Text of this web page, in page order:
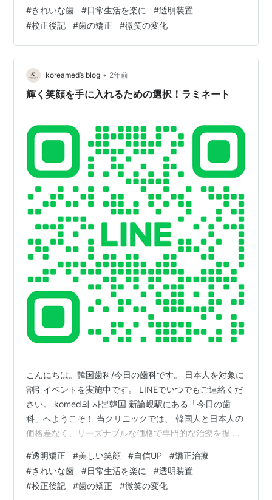
す。 リアルタイムで韓国の歯 科医院とご相談ください！
komed.my.canva.site 오늘의치과 l 강남역치과 l 부천치
과 l 신중동치과 어제보다 더 나은 오늘을 만드는 치과강남
역 부천에 위치한 오늘의치과는…
#きれいな歯 #日常生活を楽に #透明装置
#校正後記 #歯の矯正 #微笑の変化
koreamed’s blog • 2年前
輝く笑顔を手に入れるための選択！ラミネート
こんにちは。韓国歯科/今日の歯科です。 日本人を対象に
割引イベントを実施中です。 LINEでいつでもご連絡くだ
さい。 komed의 사본韓国 新論峴駅にある「今日の歯
科」へようこそ！ 当クリニックでは、 韓国人と日本人の
価格差なく、リーズナブルな価格で専門的な治療を提 供
が、安心して 治療を受けられるようサポートいたしま
す。 リアルタイムで韓国の歯 科医院とご相談ください！
komed.my.canva.site 오늘의치과 l 강남역치과 l 부천치
#透明矯正 #美しい笑顔 #自信UP #矯正治療
#きれいな歯 #日常生活を楽に #透明装置
#校正後記 #歯の矯正 #微笑の変化